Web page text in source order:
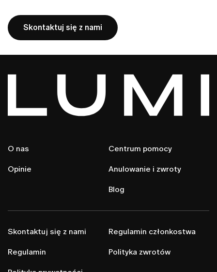
Skontaktuj się z nami
O nas
Opinie
Centrum pomocy
Anulowanie i zwroty
Blog
Skontaktuj się z nami
Regulamin
Regulamin członkostwa
Polityka zwrotów